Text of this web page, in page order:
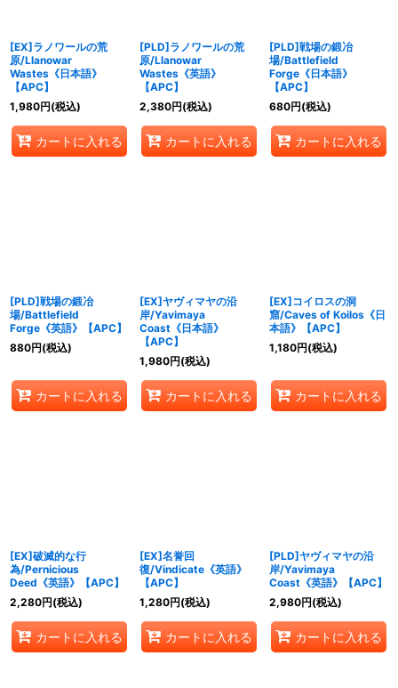
[EX]ラノワールの荒
原/Llanowar
Wastes《日本語》
【APC】
1,980円(税込)
カートに入れる
[PLD]ラノワールの荒
原/Llanowar
Wastes《英語》
【APC】
2,380円(税込)
カートに入れる
[PLD]戦場の鍛冶
場/Battlefield
Forge《日本語》
【APC】
680円(税込)
カートに入れる
[PLD]戦場の鍛冶
場/Battlefield
Forge《英語》【APC】
880円(税込)
カートに入れる
[EX]ヤヴィマヤの沿
岸/Yavimaya
Coast《日本語》
【APC】
1,980円(税込)
カートに入れる
[EX]コイロスの洞
窟/Caves of Koilos《日
本語》【APC】
1,180円(税込)
カートに入れる
[EX]破滅的な行
為/Pernicious
Deed《英語》【APC】
2,280円(税込)
カートに入れる
[EX]名誉回
復/Vindicate《英語》
【APC】
1,280円(税込)
カートに入れる
[PLD]ヤヴィマヤの沿
岸/Yavimaya
Coast《英語》【APC】
2,980円(税込)
カートに入れる